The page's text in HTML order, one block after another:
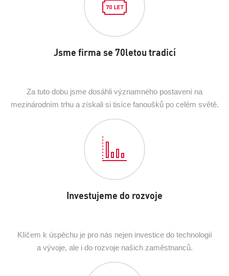
Jsme firma se 70letou tradicí
Za tuto dobu jsme dosáhli významného postavení na
mezinárodním trhu a získali si tisíce fanoušků po celém světě.
Investujeme do rozvoje
Klíčem k úspěchu je pro nás nejen investice do technologií
a vývoje, ale i do rozvoje našich zaměstnanců.